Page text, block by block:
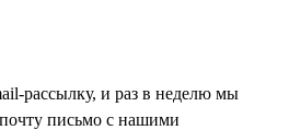
рассылку, и раз в неделю мы
письмо с нашими